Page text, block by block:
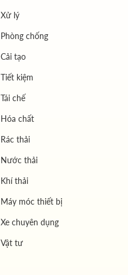
Xử lý
Phòng chống
Cải tạo
Tiết kiệm
Tái chế
Hóa chất
Rác thải
Nước thải
Khí thải
Máy móc thiết bị
Xe chuyên dụng
Vật tư